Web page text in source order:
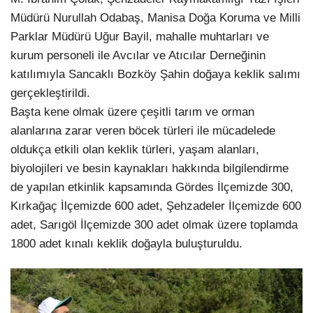
Müdürü Nurullah Odabaş, Manisa Doğa Koruma ve Milli
Parklar Müdürü Uğur Bayil, mahalle muhtarları ve
kurum personeli ile Avcılar ve Atıcılar Derneğinin
katılımıyla Sancaklı Bozköy Şahin doğaya keklik salımı
gerçekleştirildi.
Başta kene olmak üzere çeşitli tarım ve orman
alanlarına zarar veren böcek türleri ile mücadelede
oldukça etkili olan keklik türleri, yaşam alanları,
biyolojileri ve besin kaynakları hakkında bilgilendirme
de yapılan etkinlik kapsamında Gördes İlçemizde 300,
Kırkağaç İlçemizde 600 adet, Şehzadeler İlçemizde 600
adet, Sarıgöl İlçemizde 300 adet olmak üzere toplamda
1800 adet kınalı keklik doğayla buluşturuldu.